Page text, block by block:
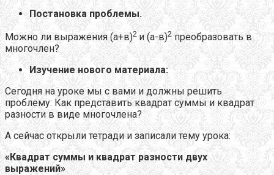
Постановка проблемы.
Можно ли выражения (а+в)2 и (а-в)2 преобразовать в
многочлен?
Изучение нового материала:
Сегодня на уроке мы с вами и должны решить
проблему: Как представить квадрат суммы и квадрат
разности в виде многочлена?
А сейчас открыли тетради и записали тему урока:
«Квадрат суммы и квадрат разности двух
выражений»